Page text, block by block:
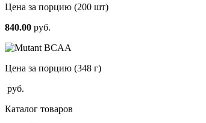
Цена за порцию (200 шт)
840.00 руб.
Цена за порцию (348 г)
руб.
Каталог товаров